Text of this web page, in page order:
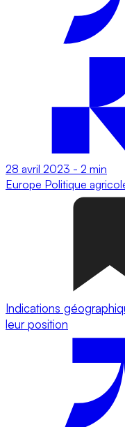
28 avril 2023 - 2 min
Europe Politique
Indications
leur position